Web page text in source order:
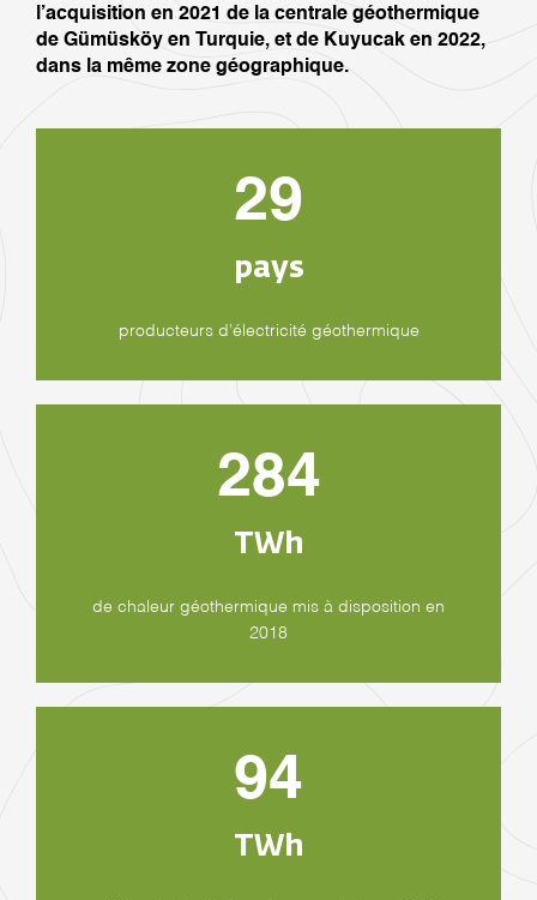
l’acquisition en 2021 de la centrale géothermique
de Gümüsköy en Turquie, et de Kuyucak en 2022,
dans la même zone géographique.
29
pays
producteurs d’électricité géothermique
284
TWh
de chaleur géothermique mis à disposition en
2018
94
TWh